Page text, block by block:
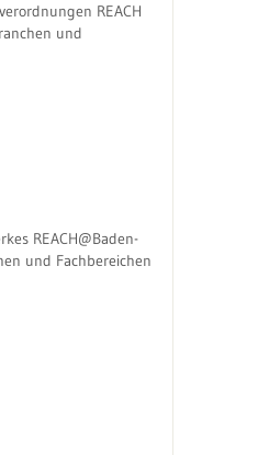
REACH
und
REACH@Baden-
und Fachbereichen